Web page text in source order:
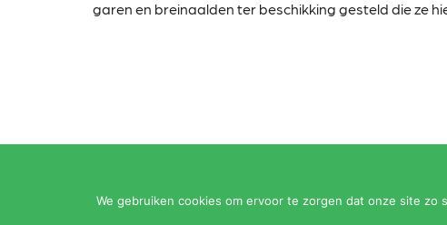
garen en breinaalden ter beschikking gesteld die ze
We gebruiken cookies om ervoor te zorgen dat onze site